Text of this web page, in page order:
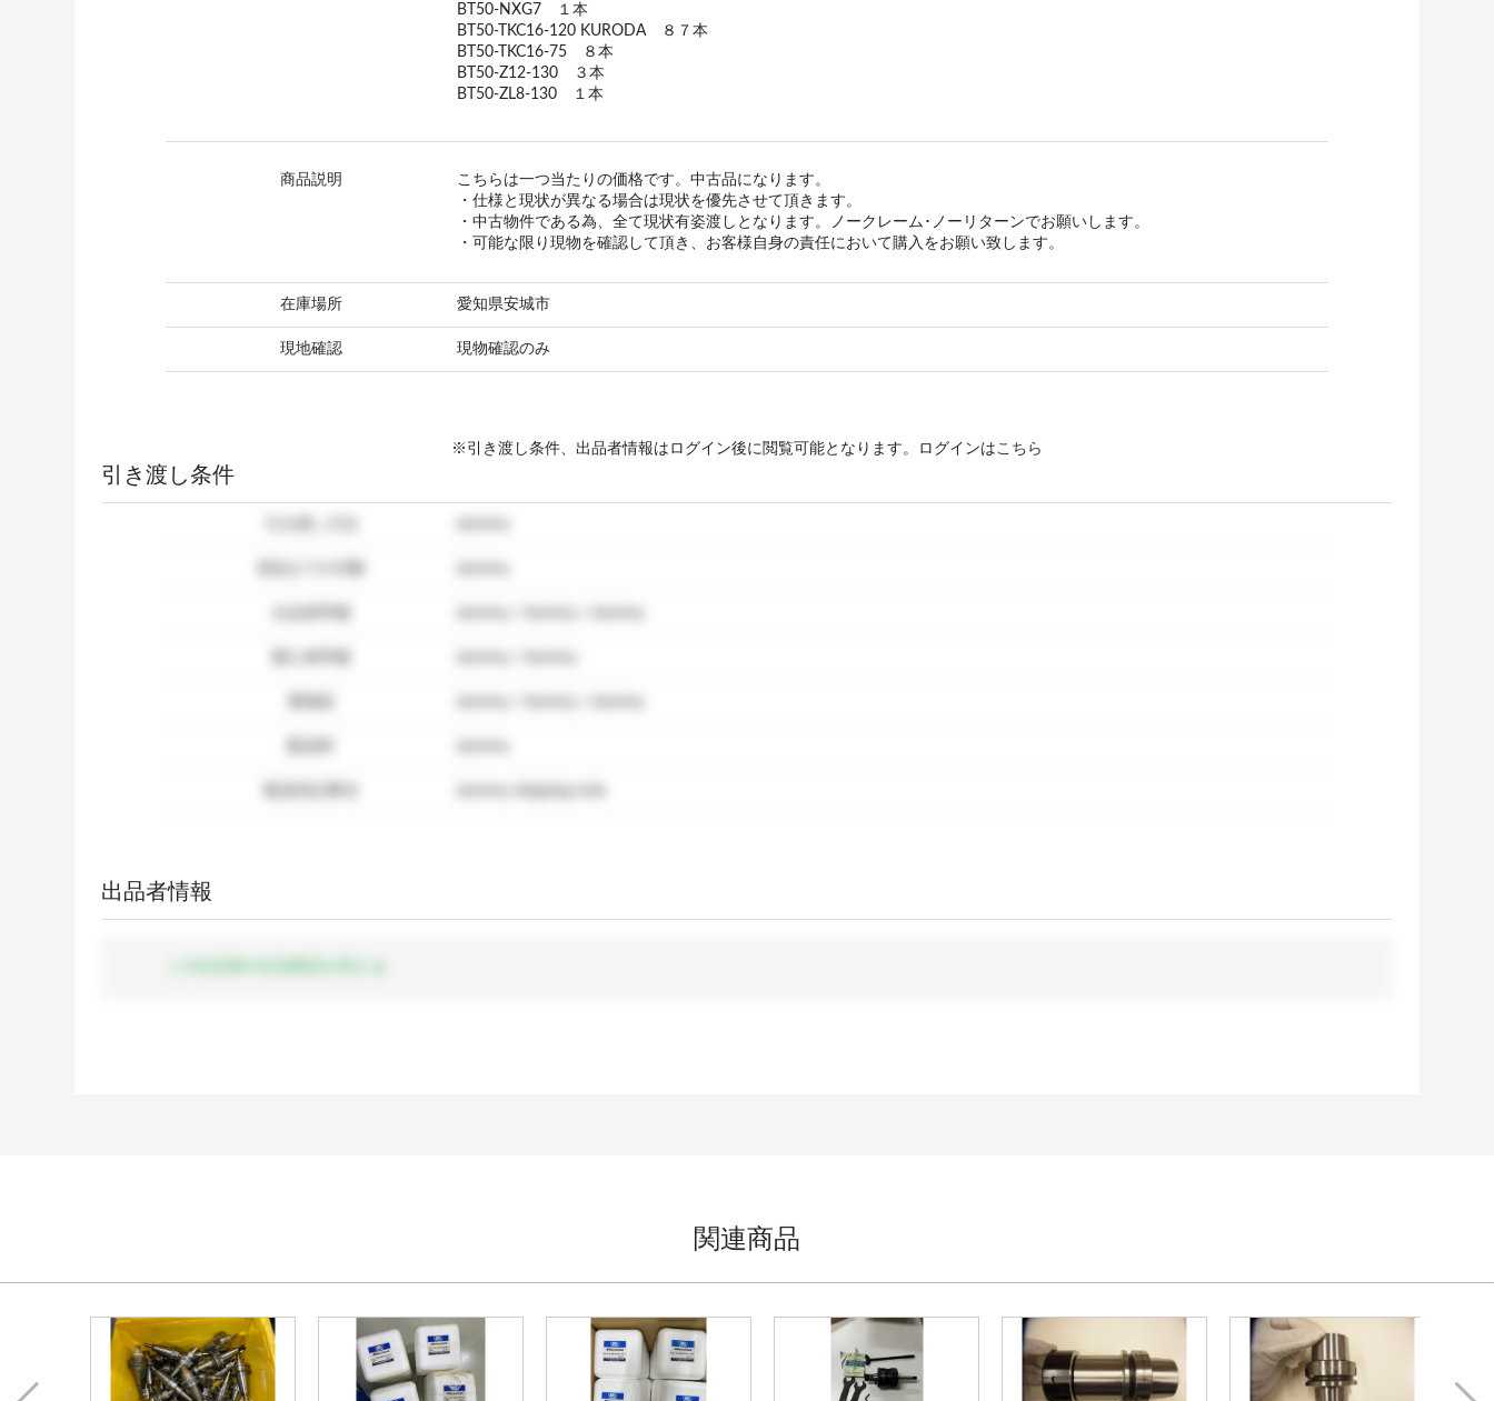
BT50-NXG7 １本
BT50-TKC16-120 KURODA ８７本
BT50-TKC16-75 ８本
BT50-Z12-130 ３本
BT50-ZL8-130 １本
商品説明
こちらは一つ当たりの価格です。中古品になります。
・仕様と現状が異なる場合は現状を優先させて頂きます。
・中古物件である為、全て現状有姿渡しとなります。ノークレーム･ノーリターンでお願いします。
・可能な限り現物を確認して頂き、お客様自身の責任において購入をお願い致します。
在庫場所 愛知県安城市
現地確認 現物確認のみ
※引き渡し条件、出品者情報はログイン後に閲覧可能となります。ログインは こちら
引き渡し条件
出品者情報
関連商品